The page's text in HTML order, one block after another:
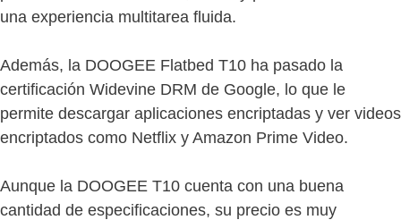
una experiencia multitarea fluida.
Además, la DOOGEE Flatbed T10 ha pasado la
certificación Widevine DRM de Google, lo que le
permite descargar aplicaciones encriptadas y ver videos
encriptados como Netflix y Amazon Prime Video.
Aunque la DOOGEE T10 cuenta con una buena
cantidad de especificaciones, su precio es muy